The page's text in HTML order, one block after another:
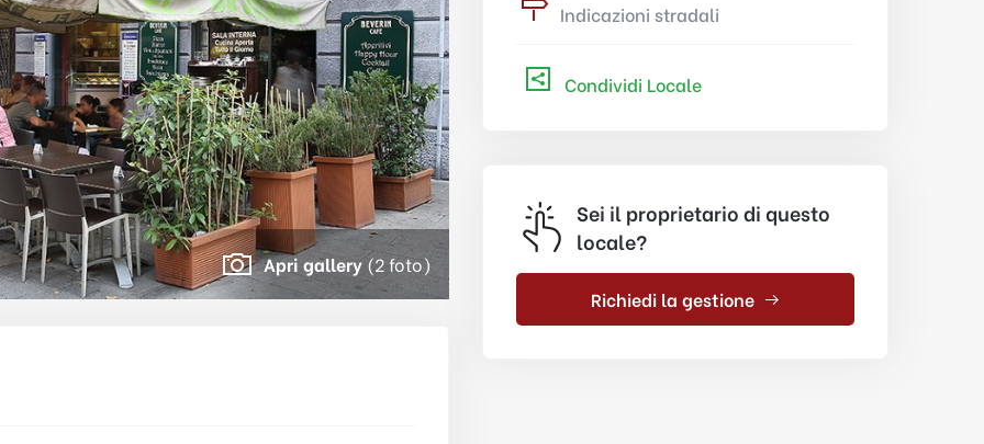
Apri gallery (2 foto)
Indicazioni stradali
Condividi Locale
Sei il proprietario di questo
locale?
Richiedi la gestione